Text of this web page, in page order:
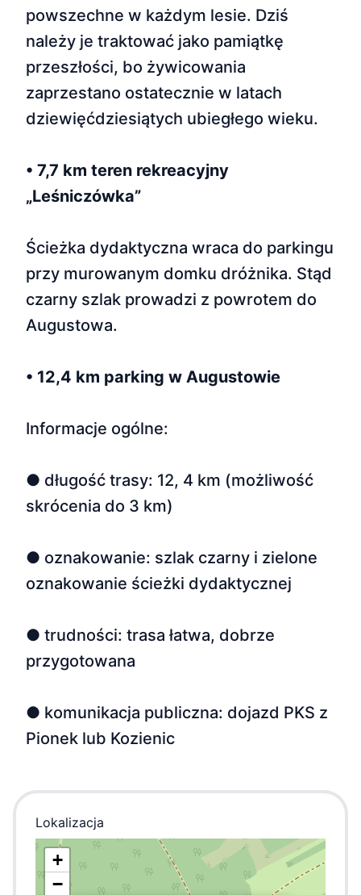
powszechne w każdym lesie. Dziś
należy je traktować jako pamiątkę
przeszłości, bo żywicowania
zaprzestano ostatecznie w latach
dziewięćdziesiątych ubiegłego wieku.
• 7,7 km teren rekreacyjny
„Leśniczówka”
Ścieżka dydaktyczna wraca do parkingu
przy murowanym domku dróżnika. Stąd
czarny szlak prowadzi z powrotem do
Augustowa.
• 12,4 km parking w Augustowie
Informacje ogólne:
● długość trasy: 12, 4 km (możliwość
skrócenia do 3 km)
● oznakowanie: szlak czarny i zielone
oznakowanie ścieżki dydaktycznej
● trudności: trasa łatwa, dobrze
przygotowana
● komunikacja publiczna: dojazd PKS z
Pionek lub Kozienic
Lokalizacja
+
−